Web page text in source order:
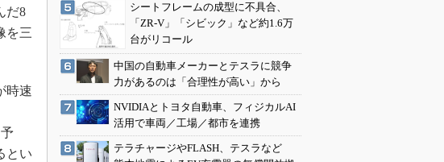
だ8
を三
時速
とい
シートフレームの成型に不具合、
「ZR-V」「シビック」など約1.6万
台がリコール
中国の自動車メーカーとテスラに競争
力があるのは「合理性が高い」から
NVIDIAとトヨタ自動車、フィジカルAI
活用で車両／工場／都市を連携
テラチャージやFLASH、テスラなど